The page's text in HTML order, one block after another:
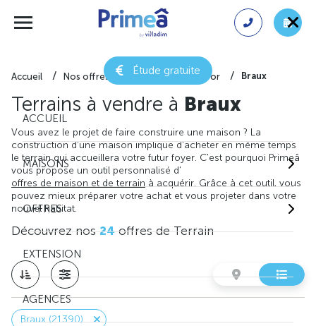
Étude gratuite
ACCUEIL
MAISONS
OFFRES
EXTENSION
AGENCES
Accueil Nos offres de terrain Côte-d'or Braux
Terrains à vendre à Braux
Vous avez le projet de faire construire une maison ? La
construction d'une maison implique d'acheter en même temps
le terrain qui accueillera votre futur foyer. C'est pourquoi Primeâ
vous propose un outil personnalisé d'
offres de maison et de terrain à acquérir. Grâce à cet outil, vous
pouvez mieux préparer votre achat et vous projeter dans votre
nouvel habitat.
Découvrez nos24offres de Terrain
Braux (21390)